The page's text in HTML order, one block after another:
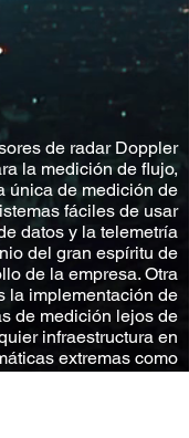
de radar Doppler
la medición de flujo,
única de medición de
fáciles de usar
datos y la telemetría
del gran espíritu de
de la empresa. Otra
la implementación de
de medición lejos de
infraestructura en
extremas como
automáticas